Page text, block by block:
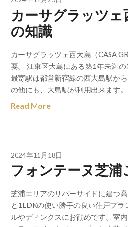
カーサグラッツェ
の知識
カーサグラッツェ西大島（CASA
要。 江東区大島にある築1年未満の
最寄駅は都営新宿線の西大島駅か
の他にも、大島駅が利用出来ます
Read More
2024年11月18日
フォンテーヌ芝浦
芝浦エリアのリバーサイドに建つ
と1LDKの使い勝手の良い住戸プラ
ルやディンクスにお勧めです。室